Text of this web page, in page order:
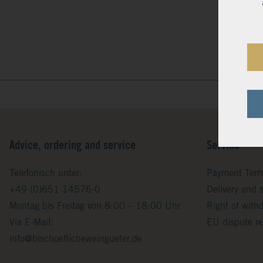
Advice, ordering and service
Telefonisch unter:
+49 (0)651 14576-0
Montag bis Freitag von 8:00 – 18:00 Uhr
Via E-Mail:
info@bischoeflicheweingueter.de
Service
Payment
Delivery and
Right of
EU dispute